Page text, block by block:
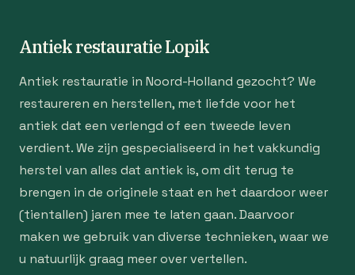
Antiek restauratie Lopik
Antiek restauratie in Noord-Holland gezocht? We
restaureren en herstellen, met liefde voor het
antiek dat een verlengd of een tweede leven
verdient. We zijn gespecialiseerd in het vakkundig
herstel van alles dat antiek is, om dit terug te
brengen in de originele staat en het daardoor weer
(tientallen) jaren mee te laten gaan. Daarvoor
maken we gebruik van diverse technieken, waar we
u natuurlijk graag meer over vertellen.